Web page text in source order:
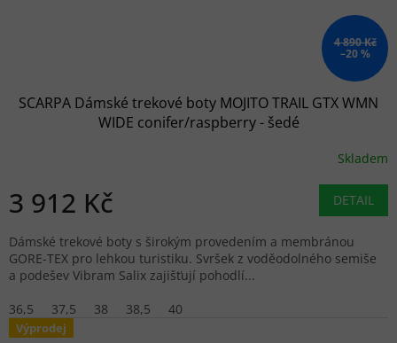
4 890 Kč
–20 %
SCARPA Dámské trekové boty MOJITO TRAIL GTX WMN
WIDE conifer/raspberry - šedé
Skladem
3 912 Kč DETAIL
Dámské trekové boty s širokým provedením a membránou
GORE-TEX pro lehkou turistiku. Svršek z voděodolného semiše
a podešev Vibram Salix zajišťují pohodlí...
36,5
37,5 38 38,5 40
Výprodej